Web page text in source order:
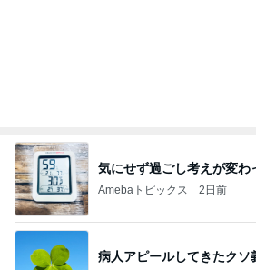
気にせず過ごし考えが変わ
Amebaトピックス 2日前
病人アピールしてきたクソ